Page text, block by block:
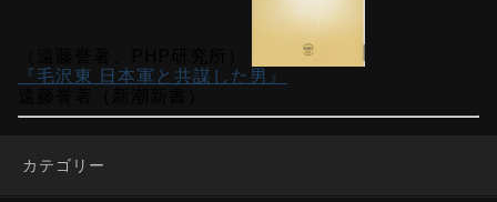
『毛沢東 日本軍と共謀した男』
カテゴリー